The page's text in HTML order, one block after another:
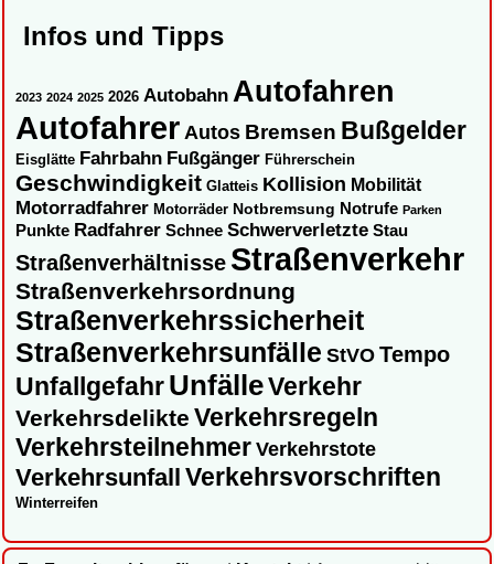
Infos und Tipps
2023 2024 2025 2026 Autobahn Autofahren
AutofahrerAutos Bremsen Bußgelder
Eisglätte Fahrbahn Fußgänger Führerschein
Geschwindigkeit Glatteis Kollision Mobilität
Motorradfahrer Motorräder Notbremsung Notrufe Parken
Punkte Radfahrer Schnee Schwerverletzte Stau
Straßenverhältnisse Straßenverkehr
Straßenverkehrsordnung
Straßenverkehrssicherheit
Straßenverkehrsunfälle StVOTempo
UnfallgefahrUnfälleVerkehr
Verkehrsdelikte Verkehrsregeln
Verkehrsteilnehmer Verkehrstote
Verkehrsunfall Verkehrsvorschriften
Winterreifen